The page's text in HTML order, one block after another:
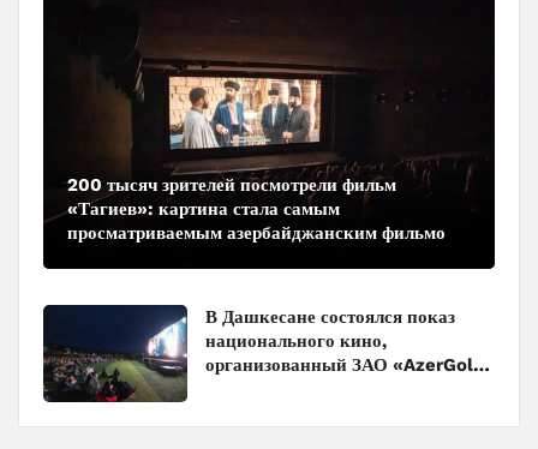
200 тысяч зрителей посмотрели фильм
«Тагиев»: картина стала самым
просматриваемым азербайджанским фильмом
В Дашкесане состоялся показ
национального кино,
организованный ЗАО «AzerGold»